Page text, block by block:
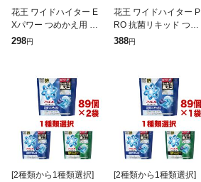
花王 ワイドハイター E
Xパワー つめかえ用 45
0ml
298円
花王 ワイドハイター P
RO 抗菌リキッド つめ
かえ用 450ml
388円
[2種類から1種類選択]
[2種類から1種類選択]